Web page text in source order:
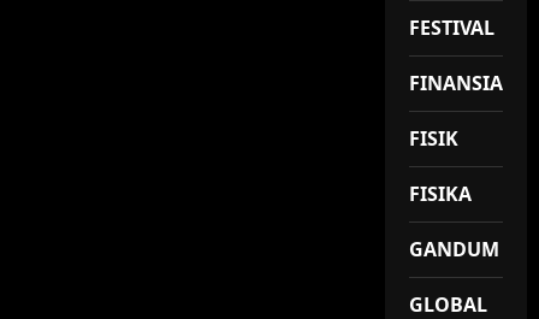
FESTIVAL
FINANSIAL
FISIK
FISIKA
GANDUM
GLOBAL